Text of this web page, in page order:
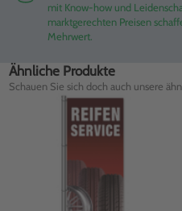
mit Know-how und
marktgerechten Preisen
Mehrwert.
Ähnliche Produkte
Schauen Sie sich doch auch unsere